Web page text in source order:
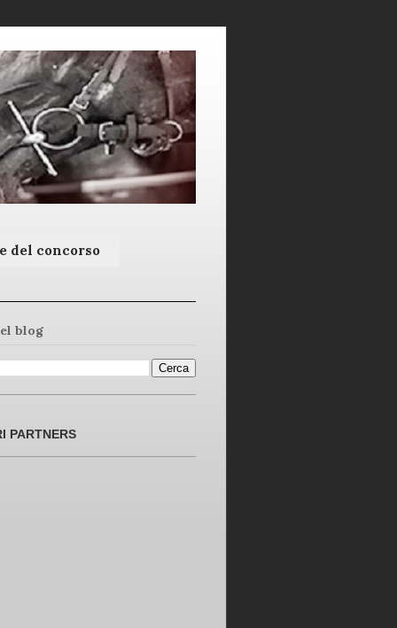
del concorso
blog
PARTNERS